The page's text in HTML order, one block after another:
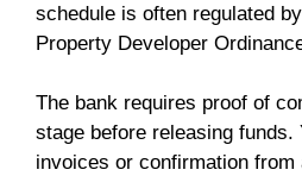
schedule is often regulated
Property Developer
The bank requires proof of
stage before releasing funds.
invoices or confirmation